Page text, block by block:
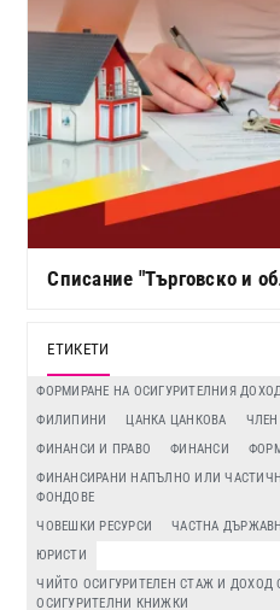
Списание "Търговско и
ЕТИКЕТИ
ФОРМИРАНЕ НА ОСИГУРИТЕЛНИЯ
ФИЛИПИНИ
ЦАНКА ЦАНКОВА
ФИНАНСИ И ПРАВО
ФИНАНСИ
ФИНАНСИРАНИ НАПЪЛНО ИЛИ
ФОНДОВЕ
ЧОВЕШКИ РЕСУРСИ
ЧАСТНА
ЮРИСТИ
ЧИЙТО ОСИГУРИТЕЛЕН СТАЖ И ДОХОД
ОСИГУРИТЕЛНИ КНИЖКИ